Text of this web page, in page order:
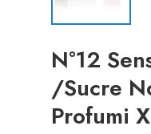
N°12
/Sucre
Profumi